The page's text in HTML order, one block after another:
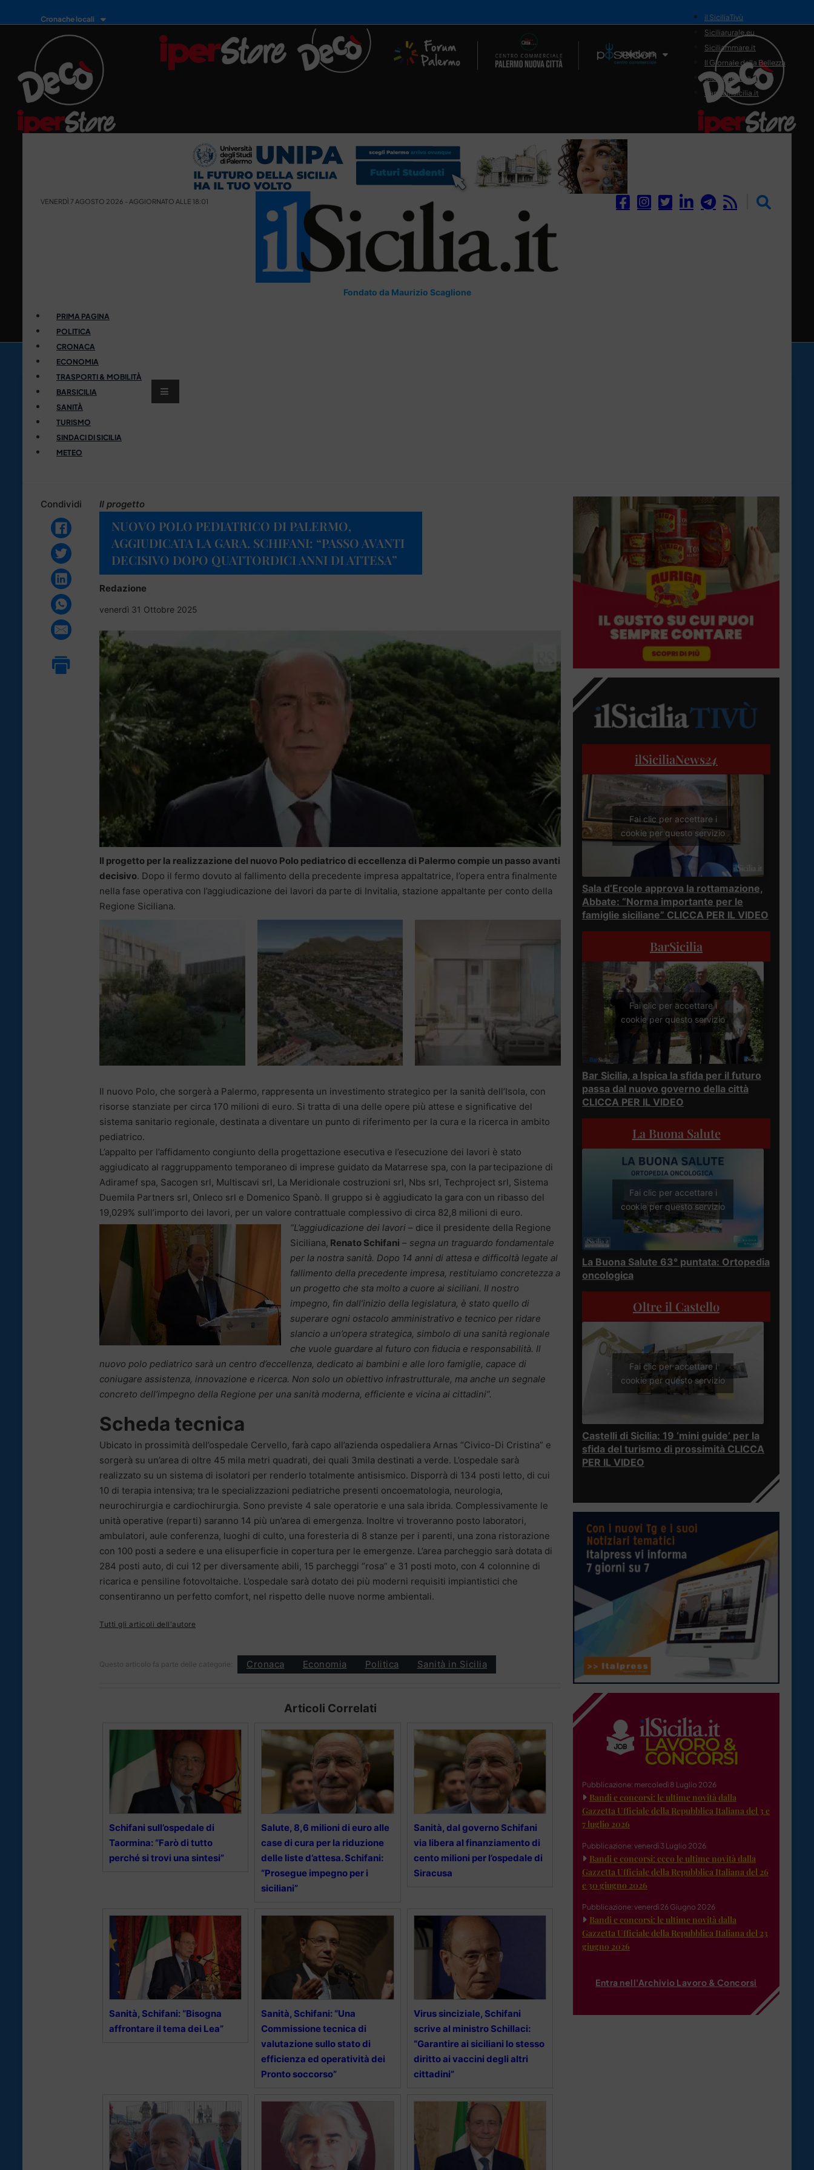
Cronache locali
Il Network
il SiciliaTivù
Siciliarurale.eu
Siciliammare.it
Il Giornale della Bellezza
Siciliamedica.it
Sanitainsicilia.it
VENERDÌ 7 AGOSTO 2026 - AGGIORNATO ALLE 18:01
Fondato da Maurizio Scaglione
PRIMA PAGINA
POLITICA
CRONACA
ECONOMIA
TRASPORTI & MOBILITÀ
BARSICILIA
SANITÀ
TURISMO
SINDACI DI SICILIA
METEO
Condividi Il progetto
NUOVO POLO PEDIATRICO DI PALERMO,
AGGIUDICATA LA GARA. SCHIFANI: “PASSO AVANTI
DECISIVO DOPO QUATTORDICI ANNI DI ATTESA”
Redazione
venerdì 31 Ottobre 2025
Il progetto per la realizzazione del nuovo Polo pediatrico di eccellenza di Palermo compie un passo avanti
decisivo. Dopo il fermo dovuto al fallimento della precedente impresa appaltatrice, l’opera entra finalmente
nella fase operativa con l’aggiudicazione dei lavori da parte di Invitalia, stazione appaltante per conto della
Regione Siciliana.
Il nuovo Polo, che sorgerà a Palermo, rappresenta un investimento strategico per la sanità dell’Isola, con
risorse stanziate per circa 170 milioni di euro. Si tratta di una delle opere più attese e significative del
sistema sanitario regionale, destinata a diventare un punto di riferimento per la cura e la ricerca in ambito
pediatrico.
L’appalto per l’affidamento congiunto della progettazione esecutiva e l’esecuzione dei lavori è stato
aggiudicato al raggruppamento temporaneo di imprese guidato da Matarrese spa, con la partecipazione di
Adiramef spa, Sacogen srl, Multiscavi srl, La Meridionale costruzioni srl, Nbs srl, Techproject srl, Sistema
Duemila Partners srl, Onleco srl e Domenico Spanò. Il gruppo si è aggiudicato la gara con un ribasso del
19,029% sull’importo dei lavori, per un valore contrattuale complessivo di circa 82,8 milioni di euro.
“L’aggiudicazione dei lavori – dice il presidente della Regione
Siciliana, Renato Schifani – segna un traguardo fondamentale
per la nostra sanità. Dopo 14 anni di attesa e difficoltà legate al
fallimento della precedente impresa, restituiamo concretezza a
un progetto che sta molto a cuore ai siciliani. Il nostro
impegno, fin dall’inizio della legislatura, è stato quello di
superare ogni ostacolo amministrativo e tecnico per ridare
slancio a un’opera strategica, simbolo di una sanità regionale
che vuole guardare al futuro con fiducia e responsabilità. Il
nuovo polo pediatrico sarà un centro d’eccellenza, dedicato ai bambini e alle loro famiglie, capace di
coniugare assistenza, innovazione e ricerca. Non solo un obiettivo infrastrutturale, ma anche un segnale
concreto dell’impegno della Regione per una sanità moderna, efficiente e vicina ai cittadini”.
Scheda tecnica
Ubicato in prossimità dell’ospedale Cervello, farà capo all’azienda ospedaliera Arnas “Civico-Di Cristina” e
sorgerà su un’area di oltre 45 mila metri quadrati, dei quali 3mila destinati a verde. L’ospedale sarà
realizzato su un sistema di isolatori per renderlo totalmente antisismico. Disporrà di 134 posti letto, di cui
10 di terapia intensiva; tra le specializzazioni pediatriche presenti oncoematologia, neurologia,
neurochirurgia e cardiochirurgia. Sono previste 4 sale operatorie e una sala ibrida. Complessivamente le
unità operative (reparti) saranno 14 più un’area di emergenza. Inoltre vi troveranno posto laboratori,
ambulatori, aule conferenza, luoghi di culto, una foresteria di 8 stanze per i parenti, una zona ristorazione
con 100 posti a sedere e una elisuperficie in copertura per le emergenze. L’area parcheggio sarà dotata di
284 posti auto, di cui 12 per diversamente abili, 15 parcheggi “rosa” e 31 posti moto, con 4 colonnine di
ricarica e pensiline fotovoltaiche. L’ospedale sarà dotato dei più moderni requisiti impiantistici che
consentiranno un perfetto comfort, nel rispetto delle nuove norme ambientali.
Tutti gli articoli dell'autore
Questo articolo fa parte delle categorie: Cronaca Economia Politica Sanità in Sicilia
Articoli Correlati
Schifani sull’ospedale di
Taormina: “Farò di tutto
perché si trovi una sintesi”
Salute, 8,6 milioni di euro alle
case di cura per la riduzione
delle liste d’attesa. Schifani:
“Prosegue impegno per i
siciliani”
Sanità, dal governo Schifani
via libera al finanziamento di
cento milioni per l’ospedale di
Siracusa
Sanità, Schifani: “Bisogna
affrontare il tema dei Lea”
Sanità, Schifani: “Una
Commissione tecnica di
valutazione sullo stato di
efficienza ed operatività dei
Pronto soccorso”
Virus sinciziale, Schifani
scrive al ministro Schillaci:
“Garantire ai siciliani lo stesso
diritto ai vaccini degli altri
cittadini”
ilSiciliaNews24
Fai clic per accettare i
cookie per questo servizio
Sala d’Ercole approva la rottamazione,
Abbate: “Norma importante per le
famiglie siciliane” CLICCA PER IL VIDEO
BarSicilia
Fai clic per accettare i
cookie per questo servizio
Bar Sicilia, a Ispica la sfida per il futuro
passa dal nuovo governo della città
CLICCA PER IL VIDEO
La Buona Salute
Fai clic per accettare i
cookie per questo servizio
La Buona Salute 63° puntata: Ortopedia
oncologica
Oltre il Castello
Fai clic per accettare i
cookie per questo servizio
Castelli di Sicilia: 19 ‘mini guide’ per la
sfida del turismo di prossimità CLICCA
PER IL VIDEO
Pubblicazione: mercoledì 8 Luglio 2026
Bandi e concorsi: le ultime novità dalla
Gazzetta Ufficiale della Repubblica Italiana del 3 e
7 luglio 2026
Pubblicazione: venerdì 3 Luglio 2026
Bandi e concorsi: ecco le ultime novità dalla
Gazzetta Ufficiale della Repubblica Italiana del 26
e 30 giugno 2026
Pubblicazione: venerdì 26 Giugno 2026
Bandi e concorsi: le ultime novità dalla
Gazzetta Ufficiale della Repubblica Italiana del 23
giugno 2026
Entra nell'Archivio Lavoro & Concorsi